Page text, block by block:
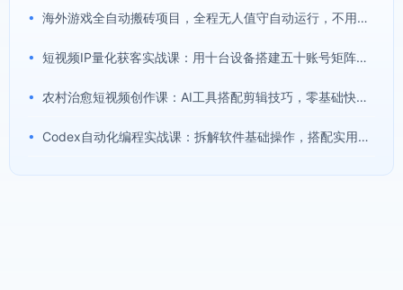
• 海外游戏全自动搬砖项目，全程无人值守自动运行，不用熬夜盯盘，轻松实现日入1k【揭秘】
• 短视频IP量化获客实战课：用十台设备搭建五十账号矩阵，精准打造引流接单型流量账号
• 农村治愈短视频创作课：AI工具搭配剪辑技巧，零基础快速制作高质感田园治愈内容
• Codex自动化编程实战课：拆解软件基础操作，搭配实用插件快速掌握AI代码编写能力